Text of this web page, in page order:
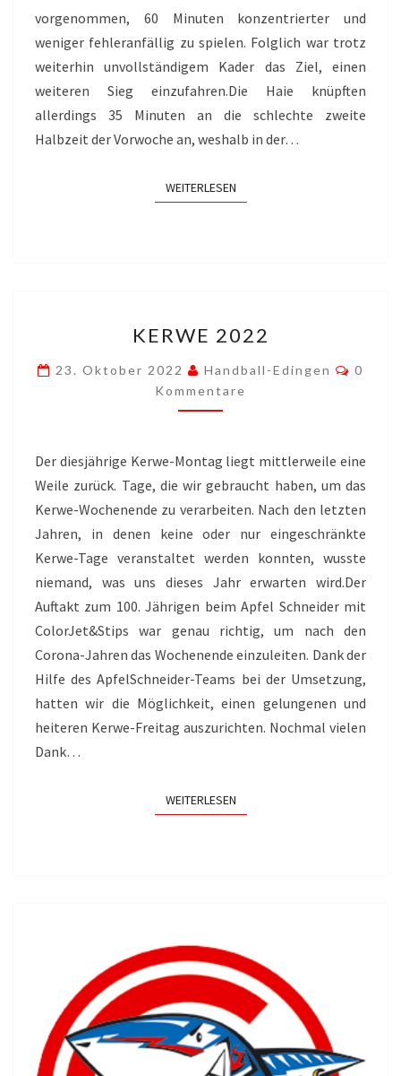
vorgenommen, 60 Minuten konzentrierter und
weniger fehleranfällig zu spielen. Folglich war trotz
weiterhin unvollständigem Kader das Ziel, einen
weiteren Sieg einzufahren.Die Haie knüpften
allerdings 35 Minuten an die schlechte zweite
Halbzeit der Vorwoche an, weshalb in der…
WEITERLESENWEITERLESEN
2022
KERWE 2022
23. Oktober 2022 Handball-Edingen
0
Kommentare
Der diesjährige Kerwe-Montag liegt mittlerweile eine
Weile zurück. Tage, die wir gebraucht haben, um das
Kerwe-Wochenende zu verarbeiten. Nach den letzten
Jahren, in denen keine oder nur eingeschränkte
Kerwe-Tage veranstaltet werden konnten, wusste
niemand, was uns dieses Jahr erwarten wird.Der
Auftakt zum 100. Jährigen beim Apfel Schneider mit
ColorJet&Stips war genau richtig, um nach den
Corona-Jahren das Wochenende einzuleiten. Dank der
Hilfe des ApfelSchneider-Teams bei der Umsetzung,
hatten wir die Möglichkeit, einen gelungenen und
heiteren Kerwe-Freitag auszurichten. Nochmal vielen
Dank…
WEITERLESENWEITERLESEN